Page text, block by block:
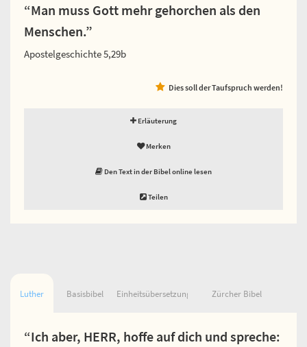
“Man muss Gott mehr gehorchen als den
Menschen.”
Apostelgeschichte 5,29b
Dies soll der Taufspruch werden!
Erläuterung
Merken
Den Text in der Bibel online lesen
Teilen
Luther Basisbibel Einheitsübersetzung Zürcher Bibel
“Ich aber, HERR, hoffe auf dich und spreche: